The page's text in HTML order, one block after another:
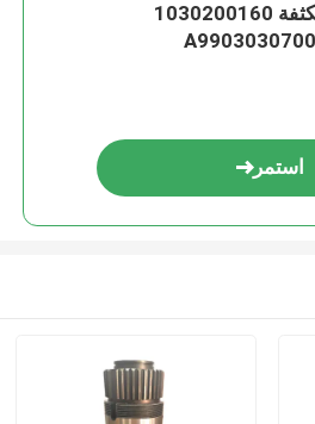
المكثفة 1030200160
استمر